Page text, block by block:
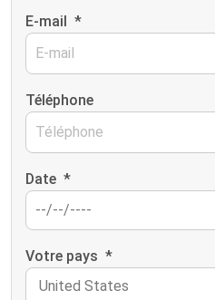
E-mail *
Téléphone
Date *
Votre pays *